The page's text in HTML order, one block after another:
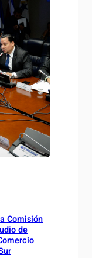
Comisión
de